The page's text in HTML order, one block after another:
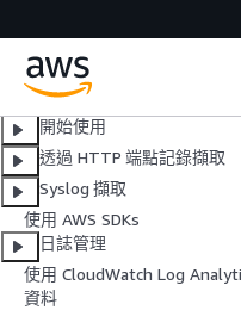
日誌類別
使用 Amazon CloudWatch
Intelligent Tiering 最佳化儲
開始使用
透過 HTTP 端點記錄擷取
Syslog 擷取
使用 AWS SDKs
日誌管理
使用 CloudWatch Log
資料